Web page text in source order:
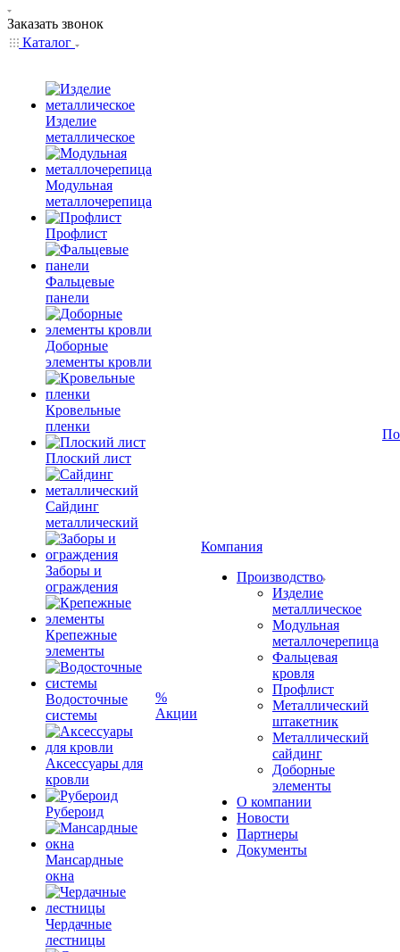
Заказать звонок
Каталог
Изделие
металлическое
Модульная
металлочерепица
Профлист
Фальцевые
панели
Доборные
элементы кровли
Кровельные
пленки
Плоский лист
Сайдинг
металлический
Заборы и
ограждения
Крепежные
элементы
Водосточные
системы
Аксессуары для
кровли
Рубероид
Мансардные
окна
Чердачные
лестницы
%
Акции
Компания
Производство
Изделие
металлическое
Модульная
металлочерепица
Фальцевая
кровля
Профлист
Металлический
штакетник
Металлический
сайдинг
Доборные
элементы
О компании
Новости
Партнеры
Документы